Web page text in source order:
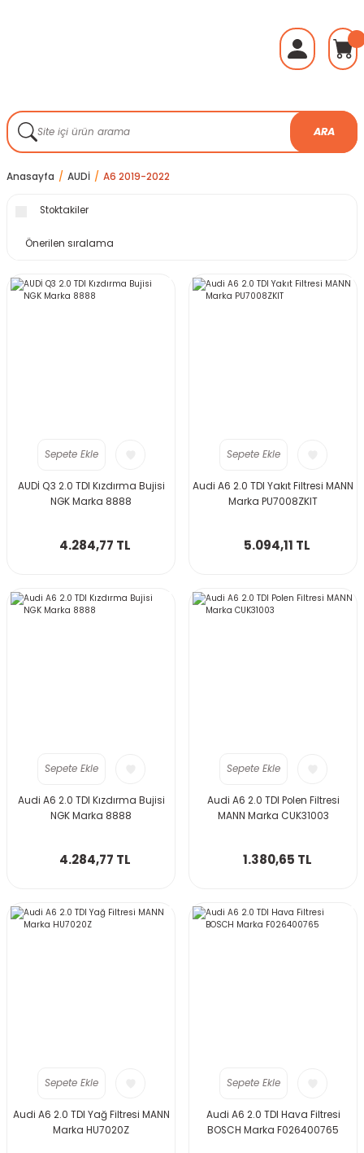
ARA
Anasayfa AUDİ A6 2019-2022
Stoktakiler
Sepete Ekle
AUDİ Q3 2.0 TDI Kızdırma Bujisi
NGK Marka 8888
4.284,77 TL
Sepete Ekle
Audi A6 2.0 TDI Yakıt Filtresi MANN
Marka PU7008ZKIT
5.094,11 TL
Sepete Ekle
Audi A6 2.0 TDI Kızdırma Bujisi
NGK Marka 8888
4.284,77 TL
Sepete Ekle
Audi A6 2.0 TDI Polen Filtresi
MANN Marka CUK31003
1.380,65 TL
Sepete Ekle
Audi A6 2.0 TDI Yağ Filtresi MANN
Marka HU7020Z
Sepete Ekle
Audi A6 2.0 TDI Hava Filtresi
BOSCH Marka F026400765